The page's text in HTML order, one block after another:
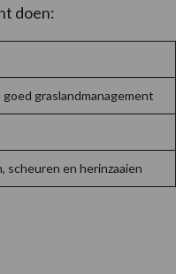
doen:
graslandmanagement
scheuren en herinzaaien